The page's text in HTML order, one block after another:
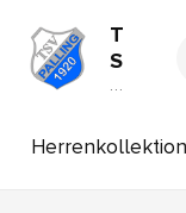
T
S
V
9
e
Herrenkollektion